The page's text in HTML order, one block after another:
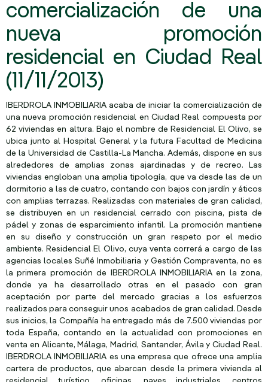
comercialización de una
nueva promoción
residencial en Ciudad Real
(11/11/2013)
IBERDROLA INMOBILIARIA acaba de iniciar la comercialización de
una nueva promoción residencial en Ciudad Real compuesta por
62 viviendas en altura. Bajo el nombre de Residencial El Olivo, se
ubica junto al Hospital General y la futura Facultad de Medicina
de la Universidad de Castilla-La Mancha. Además, dispone en sus
alrededores de amplias zonas ajardinadas y de recreo. Las
viviendas engloban una amplia tipología, que va desde las de un
dormitorio a las de cuatro, contando con bajos con jardín y áticos
con amplias terrazas. Realizadas con materiales de gran calidad,
se distribuyen en un residencial cerrado con piscina, pista de
pádel y zonas de esparcimiento infantil. La promoción mantiene
en su diseño y construcción un gran respeto por el medio
ambiente. Residencial El Olivo, cuya venta correrá a cargo de las
agencias locales Suñé Inmobiliaria y Gestión Compraventa, no es
la primera promoción de IBERDROLA INMOBILIARIA en la zona,
donde ya ha desarrollado otras en el pasado con gran
aceptación por parte del mercado gracias a los esfuerzos
realizados para conseguir unos acabados de gran calidad. Desde
sus inicios, la Compañía ha entregado más de 7.500 viviendas por
toda España, contando en la actualidad con promociones en
venta en Alicante, Málaga, Madrid, Santander, Ávila y Ciudad Real.
IBERDROLA INMOBILIARIA es una empresa que ofrece una amplia
cartera de productos, que abarcan desde la primera vivienda al